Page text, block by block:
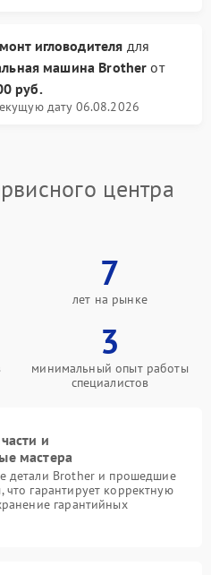
игловодителя для
машина Brother от
руб.
дату 06.08.2026
центра
7
лет на рынке
3
минимальный опыт работы
специалистов
и
мастера
детали Brother и прошедшие
гарантирует корректную
гарантийных